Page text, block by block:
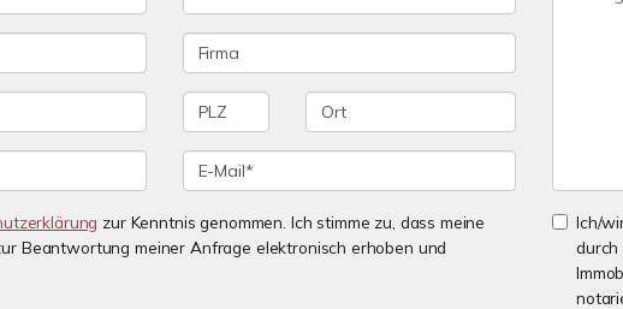
zur Kenntnis genommen. Ich stimme zu, dass meine
Beantwortung meiner Anfrage elektronisch erhoben und
Ich/
durch